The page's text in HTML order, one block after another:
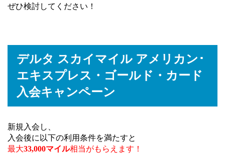
ぜひ検討してください！
デルタ スカイマイル アメリカン･
エキスプレス・ゴールド・カード
入会キャンペーン
新規入会し、
入会後に以下の利用条件を満たすと
最大33,000マイル相当がもらえます！